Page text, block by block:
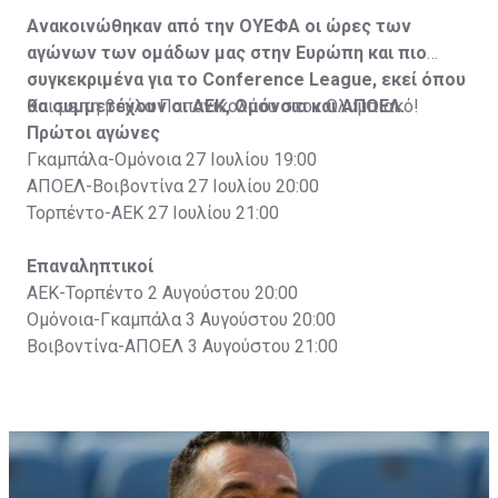
Ανακοινώθηκαν από την ΟΥΕΦΑ οι ώρες των
αγώνων των ομάδων μας στην Ευρώπη και πιο
συγκεκριμένα για το Conference League, εκεί όπου
θα συμμετέχουν οι ΑΕΚ, Ομόνοια και ΑΠΟΕΛ.
Και με τη βούλα Παπανικολάου στον Ολυμπιακό!
Πρώτοι αγώνες
Γκαμπάλα-Ομόνοια 27 Ιουλίου 19:00
ΑΠΟΕΛ-Βοιβοντίνα 27 Ιουλίου 20:00
Τορπέντο-ΑΕΚ 27 Ιουλίου 21:00
Επαναληπτικοί
ΑΕΚ-Τορπέντο 2 Αυγούστου 20:00
Ομόνοια-Γκαμπάλα 3 Αυγούστου 20:00
Βοιβοντίνα-ΑΠΟΕΛ 3 Αυγούστου 21:00